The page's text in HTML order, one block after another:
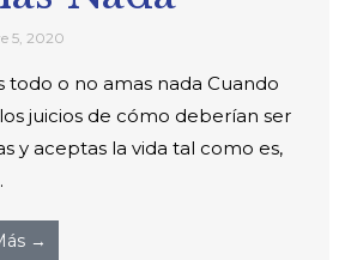
5, 2020
todo o no amas nada Cuando
juicios de cómo deberían ser
y aceptas la vida tal como es,
→